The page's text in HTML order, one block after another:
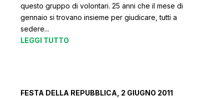
questo gruppo di volontari. 25 anni che il mese di
gennaio si trovano insieme per giudicare, tutti a
sedere...
LEGGI TUTTO
FESTA DELLA REPUBBLICA, 2 GIUGNO 2011